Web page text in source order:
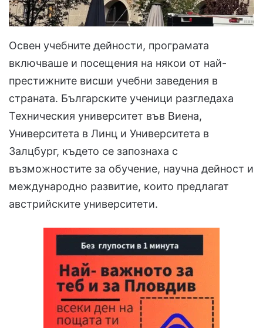
Освен учебните дейности, програмата
включваше и посещения на някои от най-
престижните висши учебни заведения в
страната. Българските ученици разгледаха
Техническия университет във Виена,
Университета в Линц и Университета в
Залцбург, където се запознаха с
възможностите за обучение, научна дейност и
международно развитие, които предлагат
австрийските университети.